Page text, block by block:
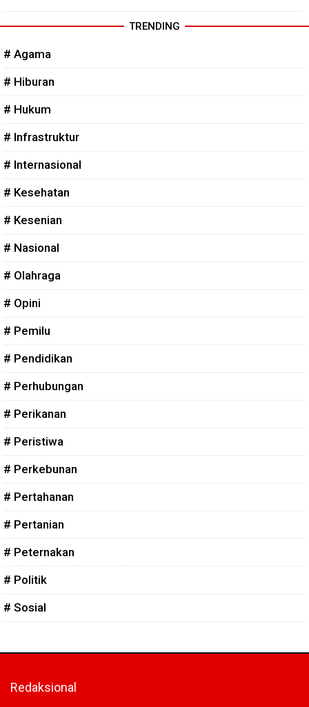
TRENDING
# Agama
# Hiburan
# Hukum
# Infrastruktur
# Internasional
# Kesehatan
# Kesenian
# Nasional
# Olahraga
# Opini
# Pemilu
# Pendidikan
# Perhubungan
# Perikanan
# Peristiwa
# Perkebunan
# Pertahanan
# Pertanian
# Peternakan
# Politik
# Sosial
Redaksional